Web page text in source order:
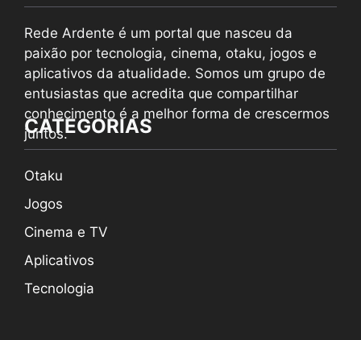
Rede Ardente é um portal que nasceu da
paixão por tecnologia, cinema, otaku, jogos e
aplicativos da atualidade. Somos um grupo de
entusiastas que acredita que compartilhar
conhecimento é a melhor forma de crescermos
juntos.
CATEGORIAS
Otaku
Jogos
Cinema e TV
Aplicativos
Tecnologia